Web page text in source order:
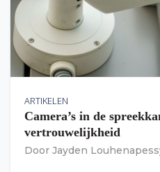
ARTIKELEN
Camera’s in de
vertrouwelijkheid
Door Jayden